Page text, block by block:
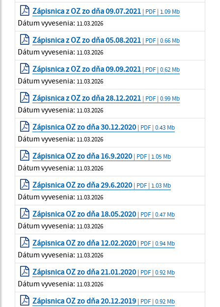
Zápisnica z OZ zo dňa 09.07.2021 | PDF | 1.09 Mb
Dátum vyvesenia: 11.03.2026
Zápisnica z OZ zo dňa 05.08.2021 | PDF | 0.66 Mb
Dátum vyvesenia: 11.03.2026
Zápisnica z OZ zo dňa 09.09.2021 | PDF | 0.62 Mb
Dátum vyvesenia: 11.03.2026
Zápisnica z OZ zo dňa 28.12.2021 | PDF | 0.99 Mb
Dátum vyvesenia: 11.03.2026
Zápisnica OZ zo dňa 30.12.2020 | PDF | 0.43 Mb
Dátum vyvesenia: 11.03.2026
Zápisnica OZ zo dňa 16.9.2020 | PDF | 1.05 Mb
Dátum vyvesenia: 11.03.2026
Zápisnica OZ zo dňa 29.6.2020 | PDF | 1.03 Mb
Dátum vyvesenia: 11.03.2026
Zápisnica OZ zo dňa 18.05.2020 | PDF | 0.47 Mb
Dátum vyvesenia: 11.03.2026
Zápisnica OZ zo dňa 12.02.2020 | PDF | 0.94 Mb
Dátum vyvesenia: 11.03.2026
Zápisnica OZ zo dňa 21.01.2020 | PDF | 0.92 Mb
Dátum vyvesenia: 11.03.2026
Zápisnica OZ zo dňa 20.12.2019 | PDF | 0.92 Mb